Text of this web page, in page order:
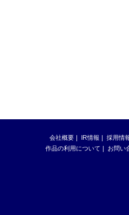
会社概要 IR情報 採用情
作品の利用について
お問い